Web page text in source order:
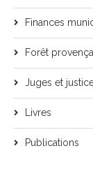
Finances
Forêt
Juges et
Livres
Publications